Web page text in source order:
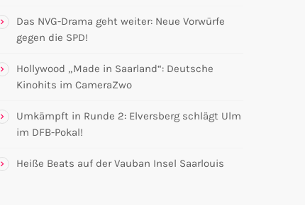
Das NVG-Drama geht weiter: Neue Vorwürfe
gegen die SPD!
Hollywood „Made in Saarland“: Deutsche
Kinohits im CameraZwo
Umkämpft in Runde 2: Elversberg schlägt Ulm
im DFB-Pokal!
Heiße Beats auf der Vauban Insel Saarlouis